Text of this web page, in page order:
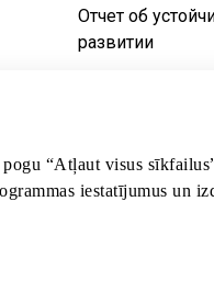
“Atļaut visus
iestatījumus un
Отчет об
развитии